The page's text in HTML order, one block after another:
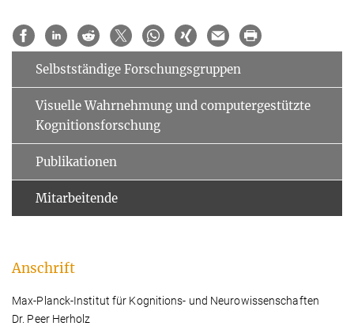
Selbstständige Forschungsgruppen
Visuelle Wahrnehmung und computergestützte
Kognitionsforschung
Publikationen
Mitarbeitende
Anschrift
Max-Planck-Institut für Kognitions- und Neurowissenschaften
Dr. Peer Herholz